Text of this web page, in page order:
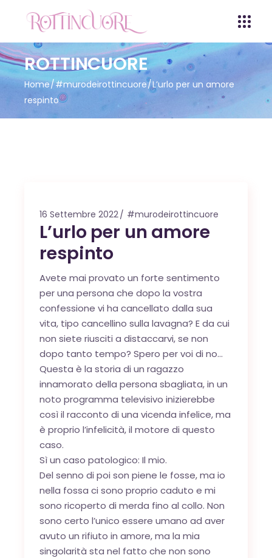
ROTTINCUORE
Home #murodeirottincuore L’urlo per un amore
respinto
16 Settembre 2022 #murodeirottincuore
L’urlo per un amore
respinto
Avete mai provato un forte sentimento
per una persona che dopo la vostra
confessione vi ha cancellato dalla sua
vita, tipo cancellino sulla lavagna? E da cui
non siete riusciti a distaccarvi, se non
dopo tanto tempo? Spero per voi di no…
Questa è la storia di un ragazzo
innamorato della persona sbagliata, in un
noto programma televisivo inizierebbe
così il racconto di una vicenda infelice, ma
è proprio l’infelicità, il motore di questo
caso.
Sì un caso patologico: Il mio.
Del senno di poi son piene le fosse, ma io
nella fossa ci sono proprio caduto e mi
sono ricoperto di merda fino al collo. Non
sono certo l’unico essere umano ad aver
avuto un rifiuto in amore, ma la mia
singolarità sta nel fatto che non sono